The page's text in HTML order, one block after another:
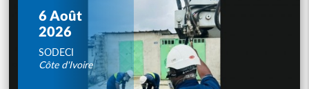
6 Août
2026
SODECI
Côte d'Ivoire